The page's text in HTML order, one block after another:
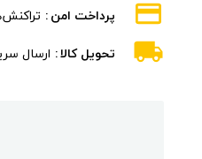
پرداخت امن
تحویل کالا ارسال